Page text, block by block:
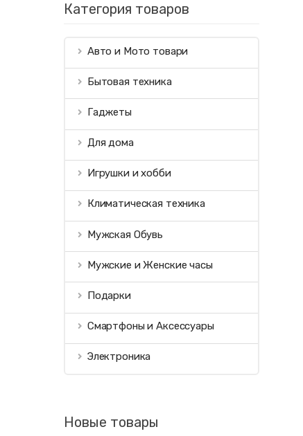
Категория товаров
Авто и Мото товари
Бытовая техника
Гаджеты
Для дома
Игрушки и хобби
Климатическая техника
Мужская Обувь
Мужские и Женские часы
Подарки
Смартфоны и Аксессуары
Электроника
Новые товары